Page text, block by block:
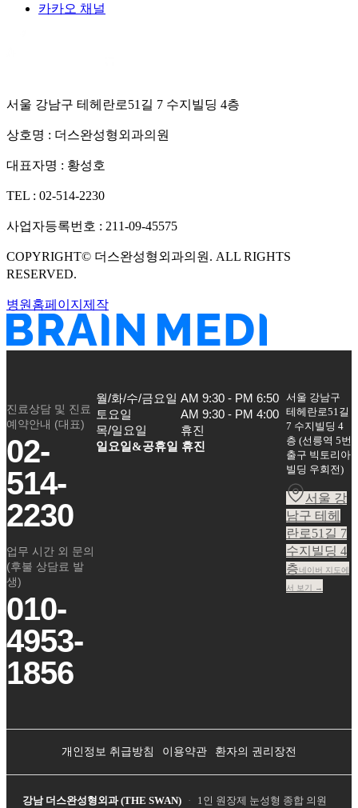
카카오 채널
서울 강남구 테헤란로51길 7 수지빌딩 4층
상호명 : 더스완성형외과의원
대표자명 : 황성호
TEL : 02-514-2230
사업자등록번호 : 211-09-45575
COPYRIGHT© 더스완성형외과의원 . ALL RIGHTS
RESERVED.
병원홈페이지제작
진료상담 및 진료
예약안내 (대표)
02-
514-
2230
업무 시간 외 문의
(후불 상담료 발
생)
010-
4953-
1856
월/화/수/금요일
토요일
목/일요일
AM 9:30 - PM 6:50
AM 9:30 - PM 4:00
휴진
일요일&공휴일 휴진
서울 강남구
테헤란로51길
7 수지빌딩 4
층 (선릉역 5번
출구 빅토리아
빌딩 우회전)
서울 강
남구 테헤
란로51길 7
수지빌딩 4
층네이버 지도에
서 보기 →
개인정보 취급방침 이용약관 환자의 권리장전
강남 더스완성형외과 (THE SWAN) ·
1인 원장제 눈성형 종합 의원